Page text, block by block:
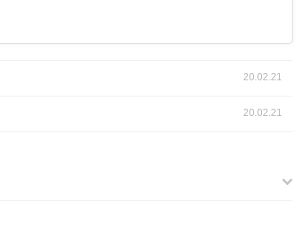
20.02.21
20.02.21